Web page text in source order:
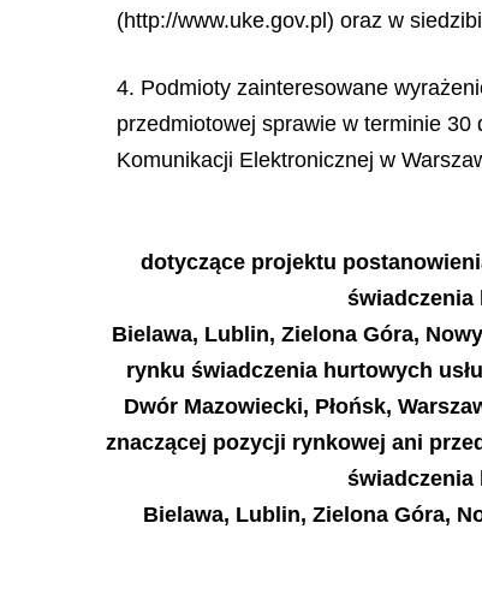
(http://www.uke.gov.pl) oraz w
4. Podmioty zainteresowane
przedmiotowej sprawie w terminie
Komunikacji Elektronicznej w
dotyczące projektu
świadczenia
Bielawa, Lublin, Zielona Góra,
rynku świadczenia hurtowych
Dwór Mazowiecki, Płońsk,
znaczącej pozycji rynkowej ani
świadczenia
Bielawa, Lublin, Zielona Góra,